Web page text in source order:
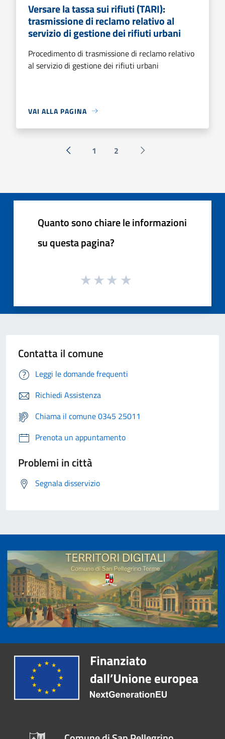
Versare la tassa sui rifiuti (TARI):
trasmissione di reclamo relativo al
servizio di gestione dei rifiuti urbani
Procedimento di trasmissione di reclamo relativo
al servizio di gestione dei rifiuti urbani
VAI ALLA PAGINA
« Precedente
1 2 Successiva »
Quanto sono chiare le informazioni
su questa pagina?
Contatta il comune
Leggi le domande frequenti
Richiedi Assistenza
Chiama il comune 0345 25011
Prenota un appuntamento
Problemi in città
Segnala disservizio